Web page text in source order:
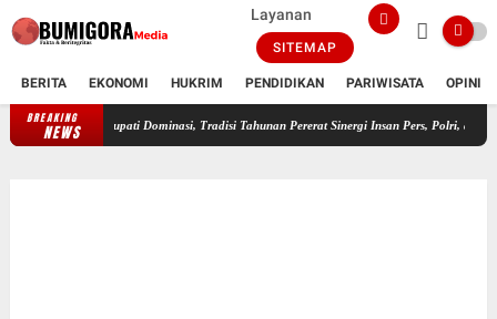
Layanan
SITEMAP
BERITA EKONOMI HUKRIM PENDIDIKAN PARIWISATA OPINI
BREAKING
NEWSFWMO Lotim Gelar Lomba Mancing Kemerdekaan, Stapsus Bupati Dominasi,